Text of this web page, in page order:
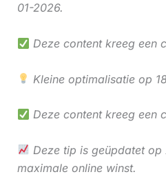
01-2026.
Deze content kreeg een
Kleine optimalisatie op
Deze content kreeg een
Deze tip is geüpdatet
maximale online winst.